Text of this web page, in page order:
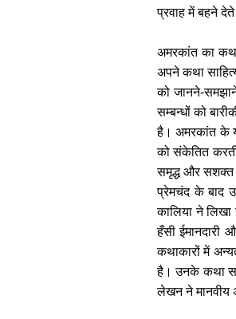
प्रवाह में बहने
अमरकांत का
अपने कथा
को जानने-
सम्बन्धों को
है। अमरकांत के
को संकेतित
समृद्ध और सशक्त
प्रेमचंद के बाद
कालिया ने लिखा
हँसी ईमानदारी
कथाकारों में
है। उनके कथा
लेखन ने मानवीय